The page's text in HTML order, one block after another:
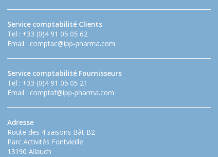
Service comptabilité Clients
Tel : +33 (0)4 91 05 05 62
Email : comptac@ipp-pharma.com
Service comptabilité Fournisseurs
Tel : +33 (0)4 91 05 05 21
Email : comptaf@ipp-pharma.com
Adresse
Route des 4 saisons Bât B2
Parc Activités Fontvieille
13190 Allauch